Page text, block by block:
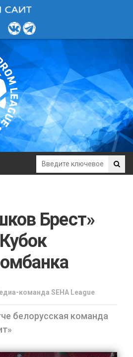
Брест»
команда SEHA League
белорусская команда